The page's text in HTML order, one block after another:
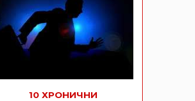
10 ХРОНИЧНИ